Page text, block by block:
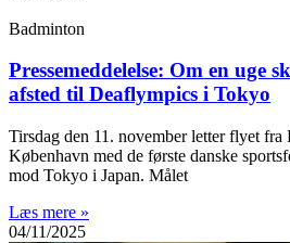
Badminton
Pressemeddelelse: Om en uge
afsted til Deaflympics i Tokyo
Tirsdag den 11. november letter flyet
København med de første danske
mod Tokyo i Japan. Målet
Læs mere »
04/11/2025